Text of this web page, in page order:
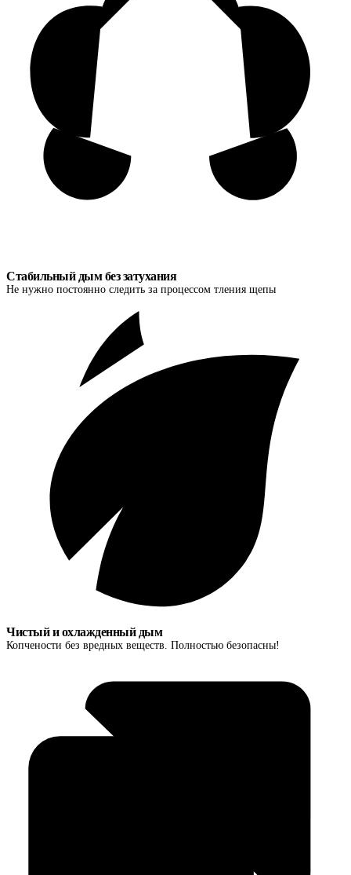
Стабильный дым без затухания
Не нужно постоянно следить за процессом тления щепы
Чистый и охлажденный дым
Копчености без вредных веществ. Полностью безопасны!